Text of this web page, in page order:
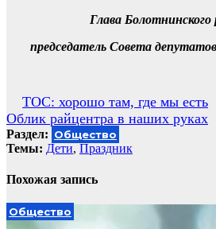
Глава
председатель Совета
Навигация
по
записям
ТОС: хорошо там, где мы есть
Облик райцентра в наших руках
Раздел: Общество
Темы: Дети, Праздник
Похожая запись
Общество